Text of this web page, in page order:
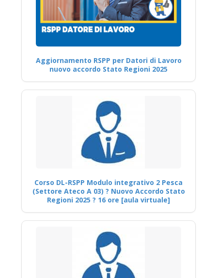
Aggiornamento RSPP per Datori di Lavoro
nuovo accordo Stato Regioni 2025
Corso DL-RSPP Modulo integrativo 2 Pesca
(Settore Ateco A 03) ? Nuovo Accordo Stato
Regioni 2025 ? 16 ore [aula virtuale]